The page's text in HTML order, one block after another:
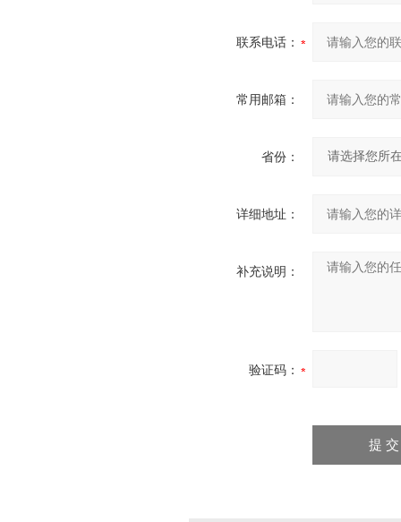
联系电话：
常用邮箱：
省份：
详细地址：
补充说明：
验证码：